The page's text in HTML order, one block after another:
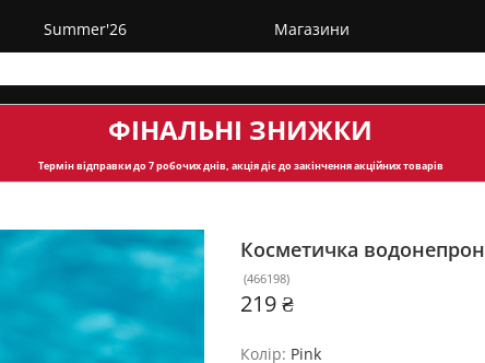
Summer'26 Магазини
ФІНАЛЬНІ ЗНИЖКИ
Термін відправкидо 7 робочих днів, акція діє до закінчення акційних товарів
Косметичка
(466198)
219 ₴
Колір: Pink